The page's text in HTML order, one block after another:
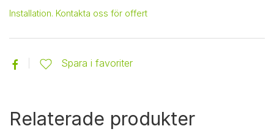
Installation. Kontakta oss för offert
Spara i favoriter
Relaterade produkter